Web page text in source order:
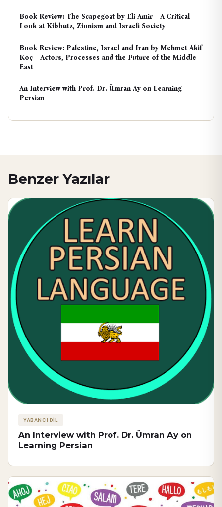
Book Review: The Scapegoat by Eli Amir – A Critical
Look at Kibbutz, Zionism and Israeli Society
Book Review: Palestine, Israel and Iran by Mehmet Akif
Koç – Actors, Processes and the Future of the Middle
East
An Interview with Prof. Dr. Ümran Ay on Learning
Persian
Benzer Yazılar
YABANCI DİL
An Interview with Prof. Dr. Ümran Ay on
Learning Persian